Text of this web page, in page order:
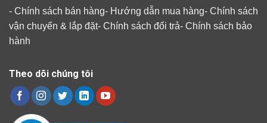
- Chính sách bán hàng- Hướng dẫn mua hàng- Chính sách
vận chuyển & lắp đặt- Chính sách đổi trả- Chính sách bảo
hành
Theo dõi chúng tôi